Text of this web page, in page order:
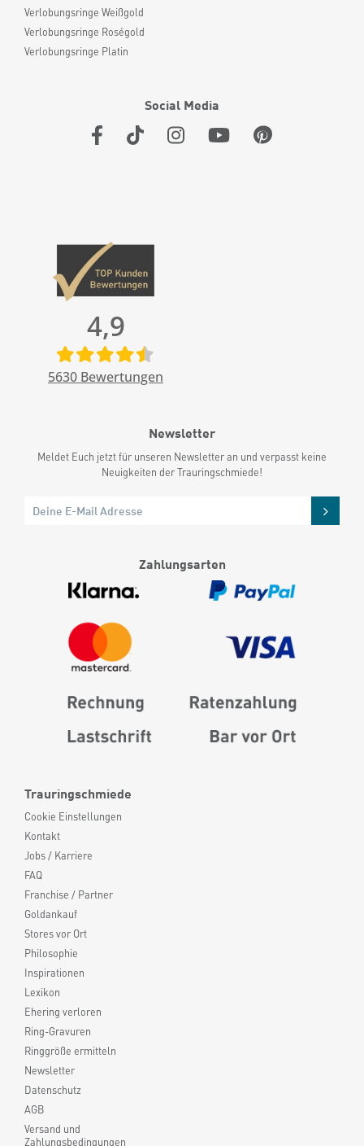
Verlobungsringe Weißgold
Verlobungsringe Roségold
Verlobungsringe Platin
Trauringschmiede
Cookie Einstellungen
Kontakt
Jobs / Karriere
FAQ
Franchise / Partner
Goldankauf
Stores vor Ort
Philosophie
Inspirationen
Lexikon
Ehering verloren
Ring-Gravuren
Ringgröße ermitteln
Newsletter
Datenschutz
AGB
Versand und
Zahlungsbedingungen
Social Media
4,9
5630 Bewertungen
Newsletter
Meldet Euch jetzt für unseren Newsletter an und verpasst keine
Neuigkeiten der Trauringschmiede!
Zahlungsarten